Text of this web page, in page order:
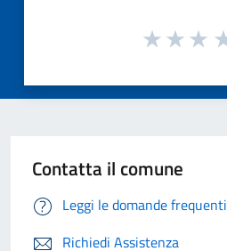
Contatta il comune
Leggi le domande frequenti
Richiedi Assistenza